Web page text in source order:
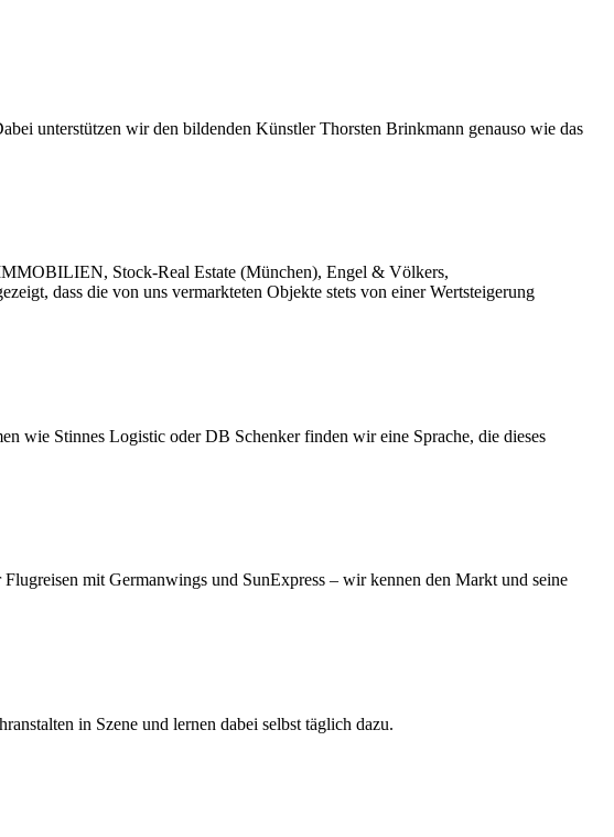
unterstützen wir den bildenden Künstler Thorsten Brinkmann genauso wie das
Stock-Real Estate (München), Engel & Völkers,
dass die von uns vermarkteten Objekte stets von einer Wertsteigerung
wie Stinnes Logistic oder DB Schenker finden wir eine Sprache, die dieses
mit Germanwings und SunExpress – wir kennen den Markt und seine
in Szene und lernen dabei selbst täglich dazu.